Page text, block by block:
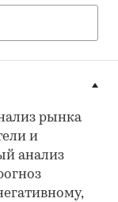
рынка
и
анализ